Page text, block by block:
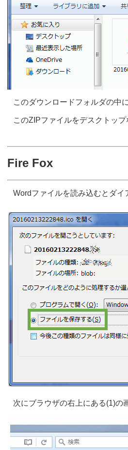
このダウンロードフォルダの中
このZIPファイルをデスクトッ
Fire Fox
Wordファイルを読み込むとダイ
次にブラウザの右上にある(1)の